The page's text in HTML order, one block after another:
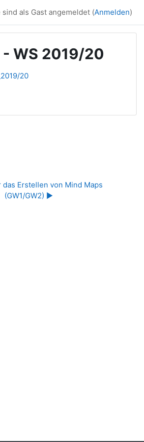
sind als Gast angemeldet (Anmelden)
WS 2019/20
20
Erstellen von Mind Maps
(GW1/GW2) ▶︎